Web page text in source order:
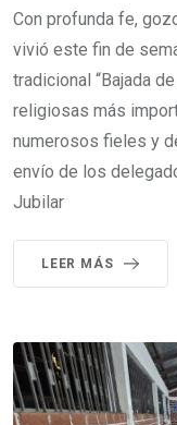
Con profunda fe,
vivió este fin de
tradicional “Bajada
religiosas más
numerosos fieles y
envío de los
Jubilar
LEER MÁS